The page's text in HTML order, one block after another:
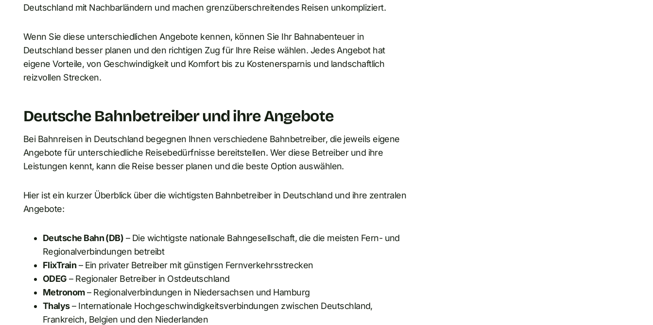
Deutschland mit Nachbarländern und machen grenzüberschreitendes Reisen unkompliziert.
Wenn Sie diese unterschiedlichen Angebote kennen, können Sie Ihr Bahnabenteuer in
Deutschland besser planen und den richtigen Zug für Ihre Reise wählen. Jedes Angebot hat
eigene Vorteile, von Geschwindigkeit und Komfort bis zu Kostenersparnis und landschaftlich
reizvollen Strecken.
Deutsche Bahnbetreiber und ihre Angebote
Bei Bahnreisen in Deutschland begegnen Ihnen verschiedene Bahnbetreiber, die jeweils eigene
Angebote für unterschiedliche Reisebedürfnisse bereitstellen. Wer diese Betreiber und ihre
Leistungen kennt, kann die Reise besser planen und die beste Option auswählen.
Hier ist ein kurzer Überblick über die wichtigsten Bahnbetreiber in Deutschland und ihre zentralen
Angebote:
Deutsche Bahn (DB) – Die wichtigste nationale Bahngesellschaft, die die meisten Fern- und
Regionalverbindungen betreibt
FlixTrain – Ein privater Betreiber mit günstigen Fernverkehrsstrecken
ODEG – Regionaler Betreiber in Ostdeutschland
Metronom– Regionalverbindungen in Niedersachsen und Hamburg
Thalys– Internationale Hochgeschwindigkeitsverbindungen zwischen Deutschland,
Frankreich, Belgien und den Niederlanden